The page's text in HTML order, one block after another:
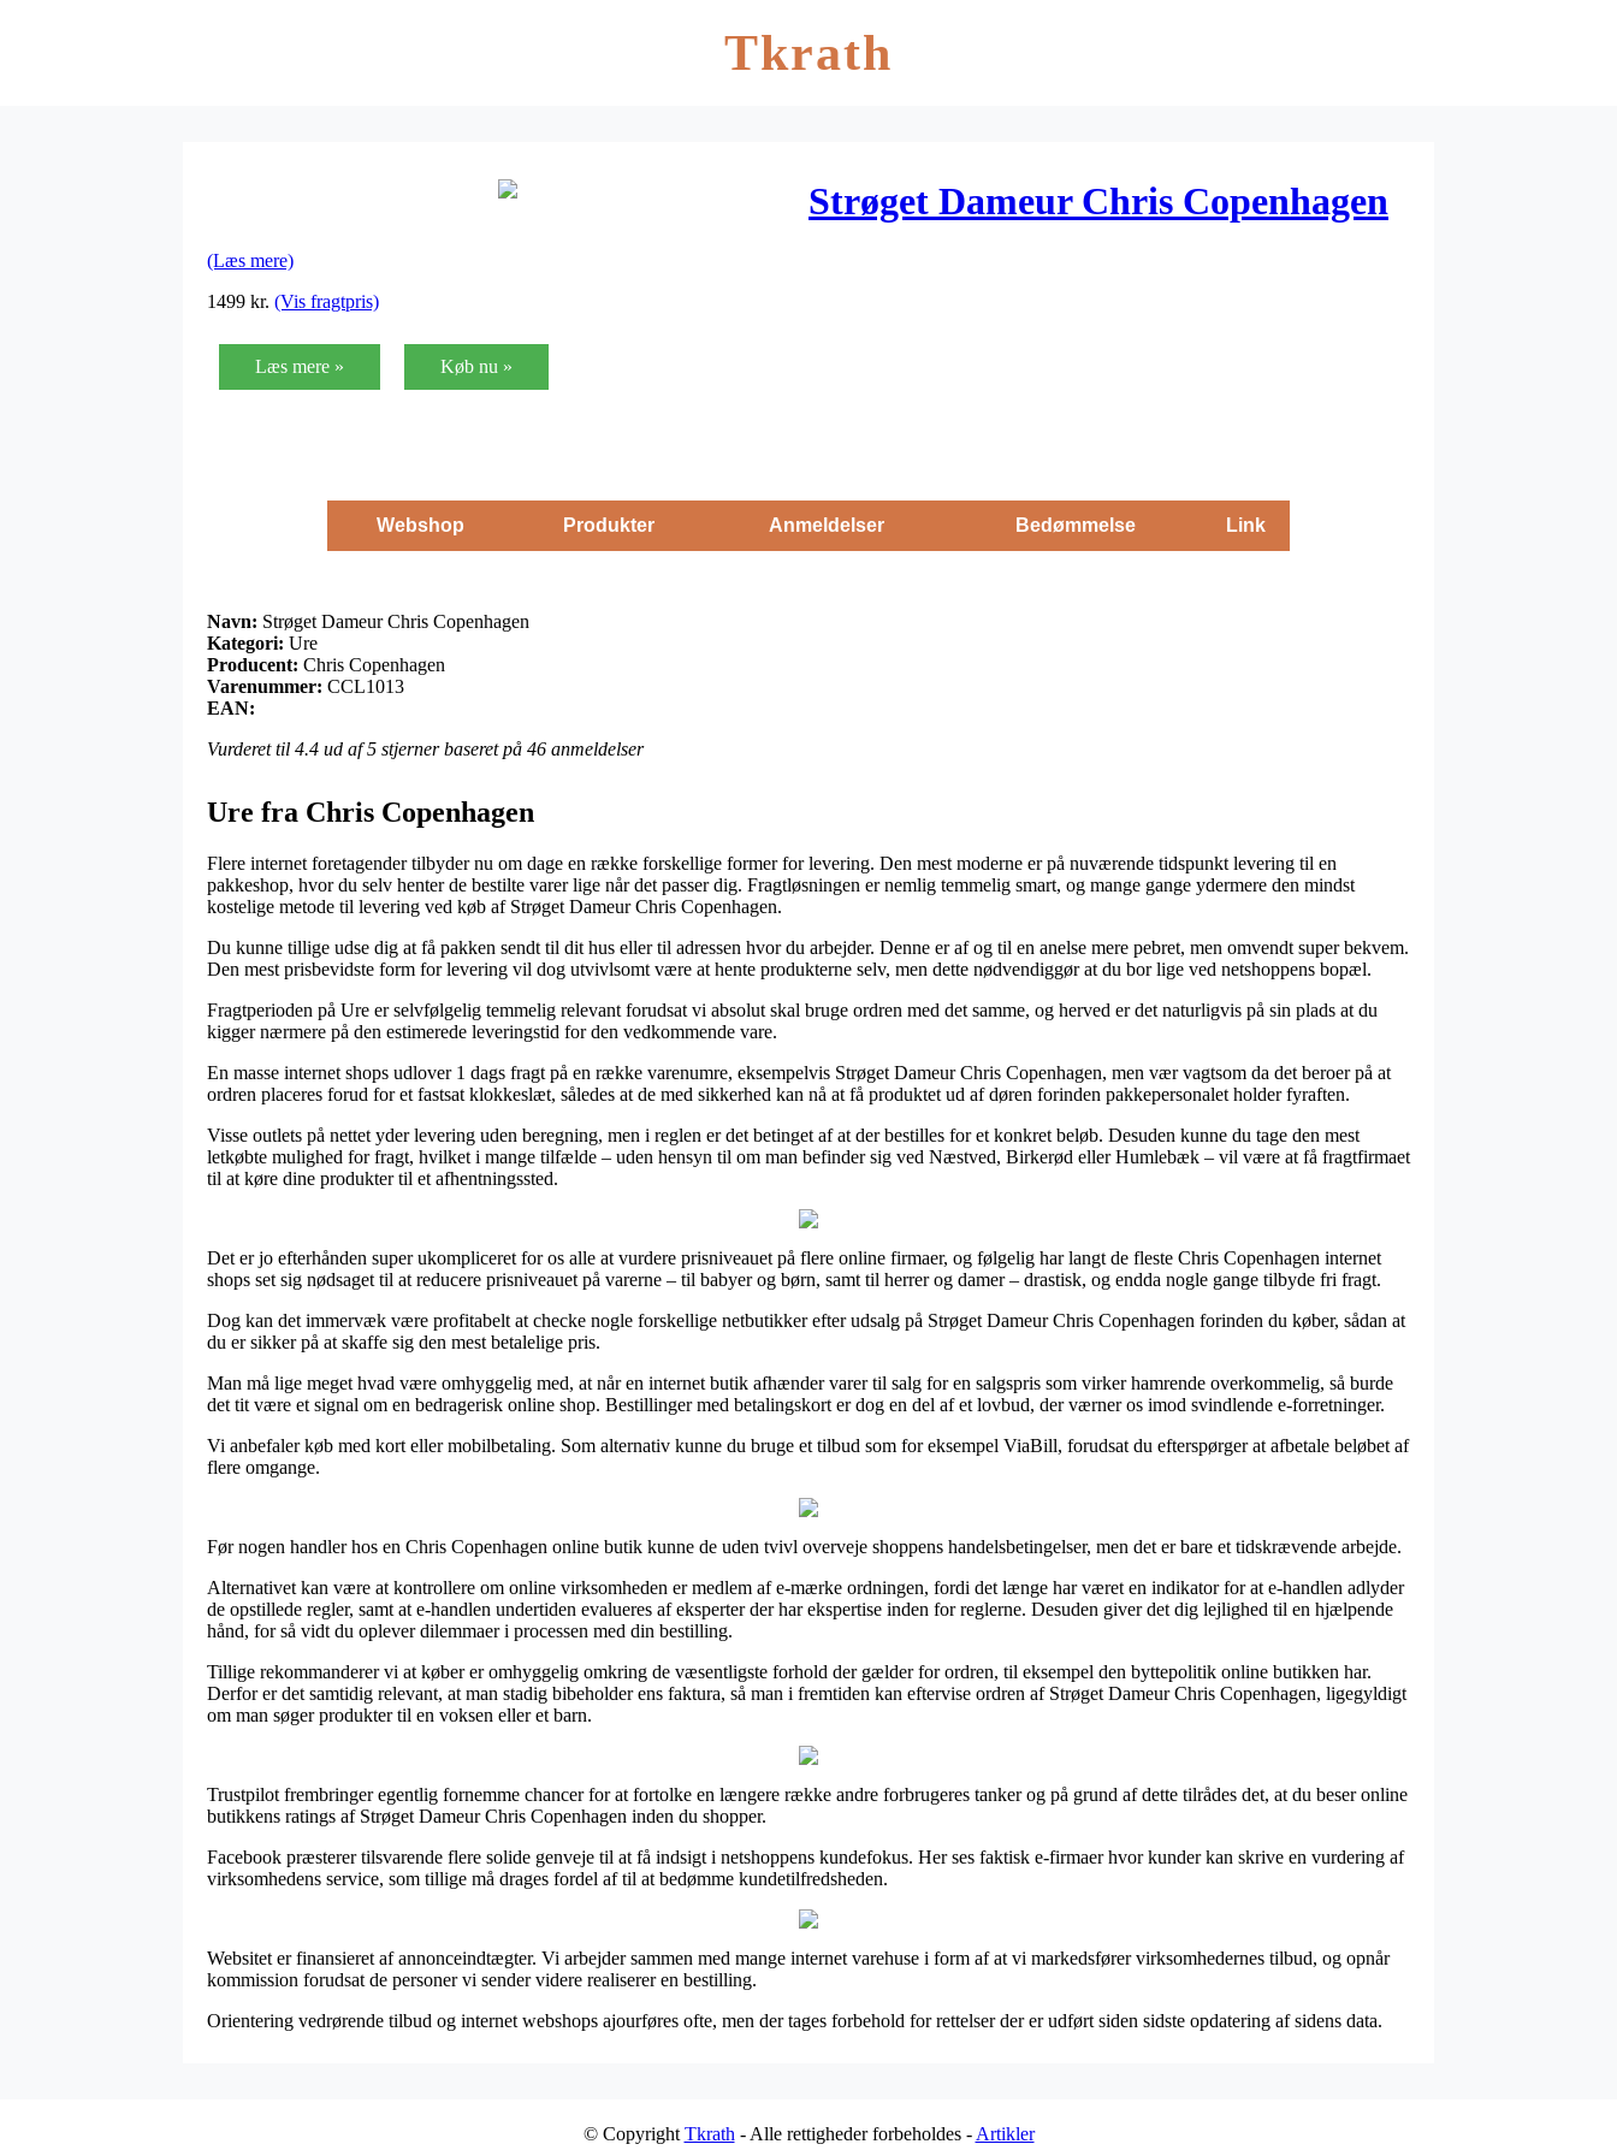
Tkrath
Strøget Dameur Chris Copenhagen
(Læs mere)
1499 kr. (Vis fragtpris)
Læs mere » Køb nu »
Webshop Produkter Anmeldelser Bedømmelse Link
Navn: Strøget Dameur Chris Copenhagen
Kategori: Ure
Producent: Chris Copenhagen
Varenummer: CCL1013
EAN:
Vurderet til 4.4 ud af 5 stjerner baseret på 46 anmeldelser
Ure fra Chris Copenhagen
Flere internet foretagender tilbyder nu om dage en række forskellige former for levering. Den mest moderne er på nuværende tidspunkt levering til en
pakkeshop, hvor du selv henter de bestilte varer lige når det passer dig. Fragtløsningen er nemlig temmelig smart, og mange gange ydermere den mindst
kostelige metode til levering ved køb af Strøget Dameur Chris Copenhagen.
Du kunne tillige udse dig at få pakken sendt til dit hus eller til adressen hvor du arbejder. Denne er af og til en anelse mere pebret, men omvendt super bekvem.
Den mest prisbevidste form for levering vil dog utvivlsomt være at hente produkterne selv, men dette nødvendiggør at du bor lige ved netshoppens bopæl.
Fragtperioden på Ure er selvfølgelig temmelig relevant forudsat vi absolut skal bruge ordren med det samme, og herved er det naturligvis på sin plads at du
kigger nærmere på den estimerede leveringstid for den vedkommende vare.
En masse internet shops udlover 1 dags fragt på en række varenumre, eksempelvis Strøget Dameur Chris Copenhagen, men vær vagtsom da det beroer på at
ordren placeres forud for et fastsat klokkeslæt, således at de med sikkerhed kan nå at få produktet ud af døren forinden pakkepersonalet holder fyraften.
Visse outlets på nettet yder levering uden beregning, men i reglen er det betinget af at der bestilles for et konkret beløb. Desuden kunne du tage den mest
letkøbte mulighed for fragt, hvilket i mange tilfælde – uden hensyn til om man befinder sig ved Næstved, Birkerød eller Humlebæk – vil være at få fragtfirmaet
til at køre dine produkter til et afhentningssted.
Det er jo efterhånden super ukompliceret for os alle at vurdere prisniveauet på flere online firmaer, og følgelig har langt de fleste Chris Copenhagen internet
shops set sig nødsaget til at reducere prisniveauet på varerne – til babyer og børn, samt til herrer og damer – drastisk, og endda nogle gange tilbyde fri fragt.
Dog kan det immervæk være profitabelt at checke nogle forskellige netbutikker efter udsalg på Strøget Dameur Chris Copenhagen forinden du køber, sådan at
du er sikker på at skaffe sig den mest betalelige pris.
Man må lige meget hvad være omhyggelig med, at når en internet butik afhænder varer til salg for en salgspris som virker hamrende overkommelig, så burde
det tit være et signal om en bedragerisk online shop. Bestillinger med betalingskort er dog en del af et lovbud, der værner os imod svindlende e-forretninger.
Vi anbefaler køb med kort eller mobilbetaling. Som alternativ kunne du bruge et tilbud som for eksempel ViaBill, forudsat du efterspørger at afbetale beløbet af
flere omgange.
Før nogen handler hos en Chris Copenhagen online butik kunne de uden tvivl overveje shoppens handelsbetingelser, men det er bare et tidskrævende arbejde.
Alternativet kan være at kontrollere om online virksomheden er medlem af e-mærke ordningen, fordi det længe har været en indikator for at e-handlen adlyder
de opstillede regler, samt at e-handlen undertiden evalueres af eksperter der har ekspertise inden for reglerne. Desuden giver det dig lejlighed til en hjælpende
hånd, for så vidt du oplever dilemmaer i processen med din bestilling.
Tillige rekommanderer vi at køber er omhyggelig omkring de væsentligste forhold der gælder for ordren, til eksempel den byttepolitik online butikken har.
Derfor er det samtidig relevant, at man stadig bibeholder ens faktura, så man i fremtiden kan eftervise ordren af Strøget Dameur Chris Copenhagen, ligegyldigt
om man søger produkter til en voksen eller et barn.
Trustpilot frembringer egentlig fornemme chancer for at fortolke en længere række andre forbrugeres tanker og på grund af dette tilrådes det, at du beser online
butikkens ratings af Strøget Dameur Chris Copenhagen inden du shopper.
Facebook præsterer tilsvarende flere solide genveje til at få indsigt i netshoppens kundefokus. Her ses faktisk e-firmaer hvor kunder kan skrive en vurdering af
virksomhedens service, som tillige må drages fordel af til at bedømme kundetilfredsheden.
Websitet er finansieret af annonceindtægter. Vi arbejder sammen med mange internet varehuse i form af at vi markedsfører virksomhedernes tilbud, og opnår
kommission forudsat de personer vi sender videre realiserer en bestilling.
Orientering vedrørende tilbud og internet webshops ajourføres ofte, men der tages forbehold for rettelser der er udført siden sidste opdatering af sidens data.
© Copyright Tkrath - Alle rettigheder forbeholdes - Artikler